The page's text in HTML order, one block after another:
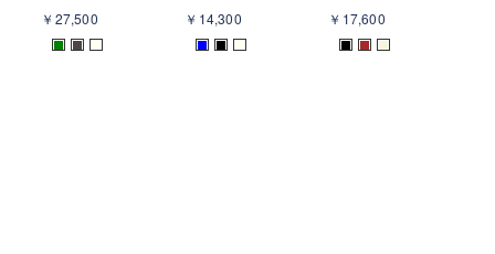
￥27,500
■ ■
￥14,300
■ ■
￥17,600
■ ■ ■